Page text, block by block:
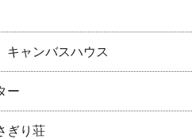
ャンバスハウス
ー
ぎり荘